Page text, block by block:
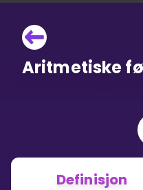
Aritmetiske
Definisjon